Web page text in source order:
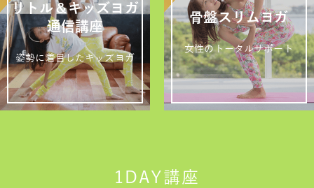
リトル＆キッズヨガ
通信講座
姿勢に着目したキッズヨガ
骨盤スリムヨガ
女性のトータルサポート
1DAY講座